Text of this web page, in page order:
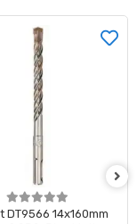
SGS YILDIZ